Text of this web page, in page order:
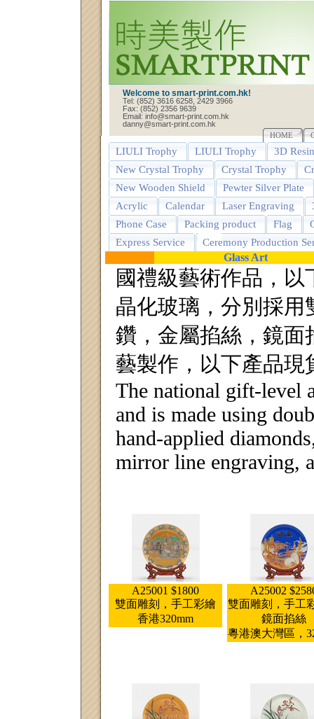
Welcome to smart-print.com.hk!
Tel: (852) 3616 6258, 2429 3966
Fax: (852) 2356 9639
Email: info@smart-print.com.hk
danny@smart-print.com.hk
HOME
LIULI Trophy LIULI Trophy
3D
New Crystal Trophy
Crystal Trophy
New Wooden Shield
Pewter Silver Plate
Acrylic
Calendar Laser Engraving
Phone Case
Packing product Flag
Express Service
Ceremony Production
Glass Art
國禮級藝術作品，
晶化玻璃，分別採用
鑽，金屬掐絲，鏡面
藝製作，以下產品現
The national gift-level
and is made using
hand-applied
mirror line engraving,
A25001 $1800
雙面雕刻，手工彩繪
香港320mm
A25002
雙面雕刻，手工
鏡面掐絲
粵港澳大灣區，